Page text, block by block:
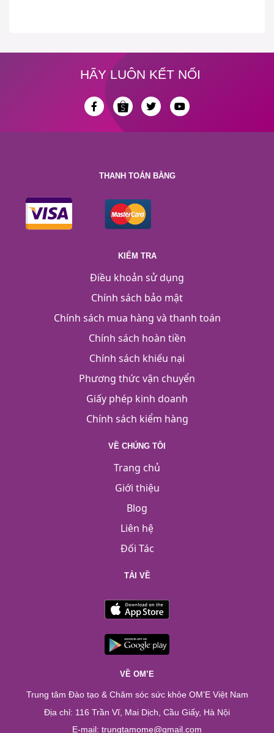
HÃY LUÔN KẾT NỐI
THANH TOÁN BẰNG
KIỂM TRA
Điều khoản sử dụng
Chính sách bảo mật
Chính sách mua hàng và thanh toán
Chính sách hoàn tiền
Chính sách khiếu nại
Phương thức vận chuyển
Giấy phép kinh doanh
Chính sách kiểm hàng
VỀ CHÚNG TÔI
Trang chủ
Giới thiệu
Blog
Liên hệ
Đối Tác
TẢI VỀ
VỀ OM’E
Trung tâm Đào tạo & Chăm sóc sức khỏe OM’E Việt Nam
Địa chỉ: 116 Trần Vĩ, Mai Dịch, Cầu Giấy, Hà Nội
E-mail: trungtamome@gmail.com